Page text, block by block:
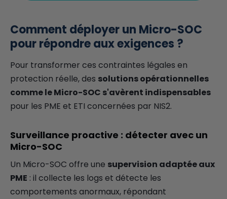
Comment déployer un Micro-SOC
pour répondre aux exigences ?
Pour transformer ces contraintes légales en
protection réelle, des solutions opérationnelles
comme le Micro-SOC s'avèrent indispensables
pour les PME et ETI concernées par NIS2.
Surveillance proactive : détecter avec un
Micro-SOC
Un Micro-SOC offre une supervision adaptée aux
PME : il collecte les logs et détecte les
comportements anormaux, répondant